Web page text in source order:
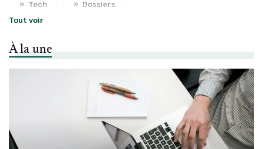
» Tech » Dossiers
Tout voir
À la une